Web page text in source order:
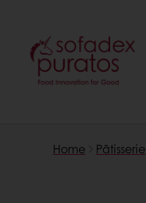
Home Pâtisserie